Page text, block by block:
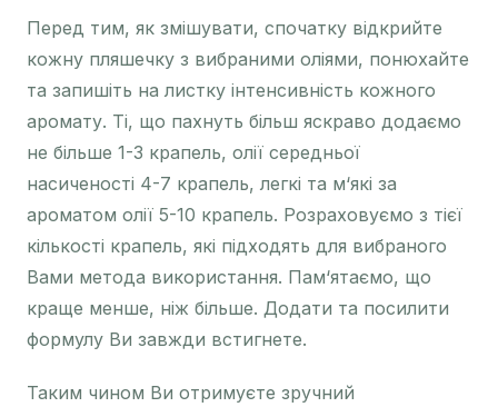
Перед тим, як змішувати, спочатку відкрийте
кожну пляшечку з вибраними оліями, понюхайте
та запишіть на листку інтенсивність кожного
аромату. Ті, що пахнуть більш яскраво додаємо
не більше 1-3 крапель, олії середньої
насиченості 4-7 крапель, легкі та м‘які за
ароматом олії 5-10 крапель. Розраховуємо з тієї
кількості крапель, які підходять для вибраного
Вами метода використання. Пам‘ятаємо, що
краще менше, ніж більше. Додати та посилити
формулу Ви завжди встигнете.
Таким чином Ви отримуєте зручний